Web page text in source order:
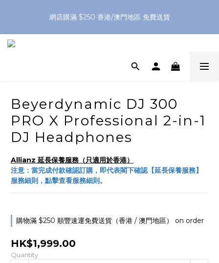
網店購滿 $250 香港/澳門地區 免費送貨
XPay（先買後付 免息分 3 期）- 新用戶首次消費滿 HK$100 即
Beyerdynamic DJ 300
PRO X Professional 2-in-1
DJ Headphones
Allianz 延長保養服務（只適用於香港）
注意：當完成付款確認訂購，即代表閣下確認【延長保養服務】
服務細則，點擊查看服務細則。
購物滿 $250 順豐速運免費送貨（香港 / 澳門地區） on order
HK$1,999.00
Quantity